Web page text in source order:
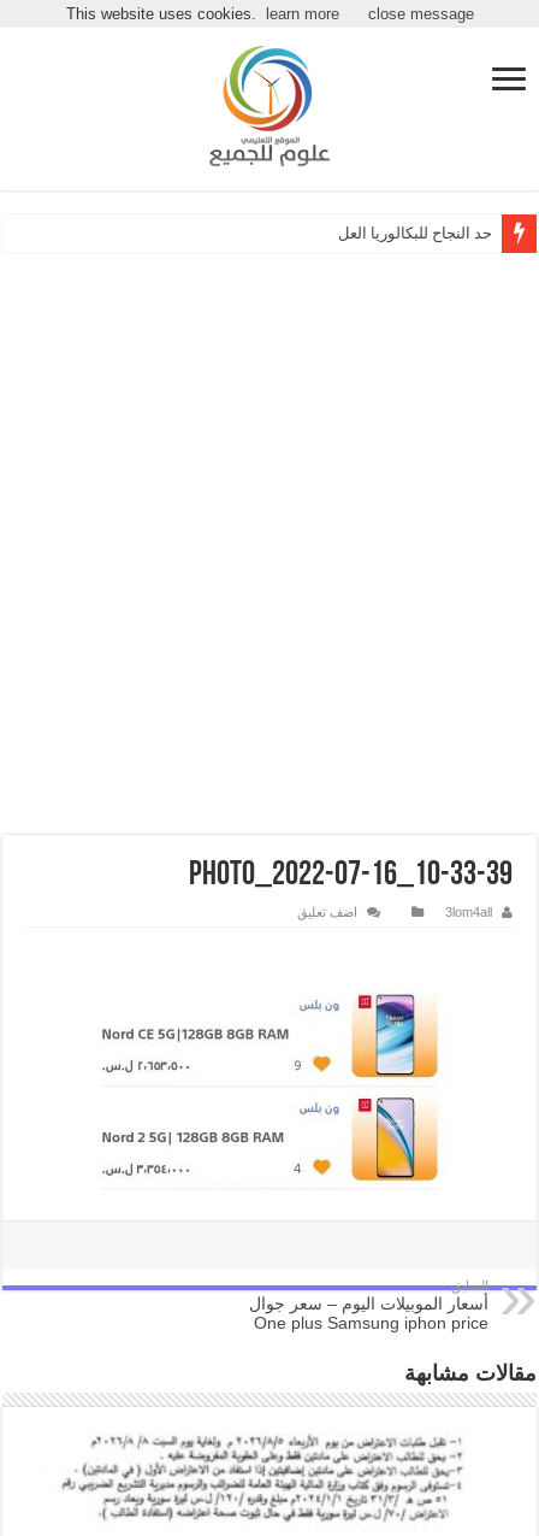
مرحباً بكـ بموقع علوم للجميع
حد النجاح للبكالوريا العلمي وا
photo_2022-07-16_10-33-39
3lom4all اضف تعليق
السابق
أسعار الموبيلات اليوم – سعر جوال
One plus Samsung iphon price
مقالات مشابهة
This website uses cookies. learn more close message